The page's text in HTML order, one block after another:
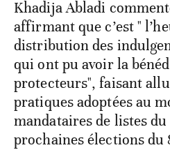
Khadija Abladi
affirmant que c’est "
distribution des
qui ont pu avoir la
protecteurs", faisant
pratiques adoptées au
mandataires de listes
prochaines élections du